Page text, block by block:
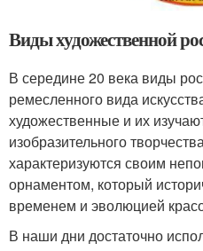
Виды художественной
В середине 20 века виды
ремесленного вида
художественные и их
изобразительного
характеризуются своим
орнаментом, который
временем и эволюцией
В наши дни достаточно